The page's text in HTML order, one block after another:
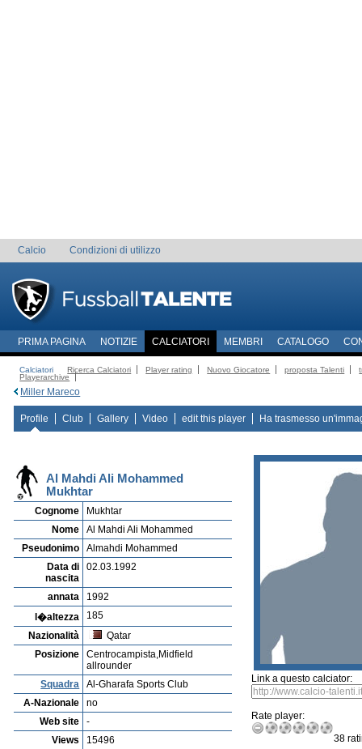
Calcio Condizioni di utilizzo
PRIMA PAGINA NOTIZIE CALCIATORI MEMBRI CATALOGO
Calciatori Ricerca Calciatori Player rating Nuovo Giocatore proposta Talenti
Playerarchive
Miller Mareco
Profile Club Gallery Video edit this player Ha trasmesso
Al Mahdi Ali Mohammed
Mukhtar
Cognome
Mukhtar
Nome
Al Mahdi Ali Mohammed
Pseudonimo
Almahdi Mohammed
Data di
nascita
02.03.1992
annata
1992
l�altezza
185
Nazionalità
Qatar
Posizione
Centrocampista,Midfield
allrounder
Squadra
Al-Gharafa Sports Club
A-Nazionale
no
Web site
-
Views
15496
Link a questo calciator:
Rate player:
38